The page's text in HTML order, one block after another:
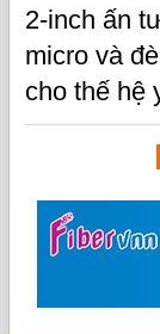
2-inch ấn
micro và
cho thế hệ